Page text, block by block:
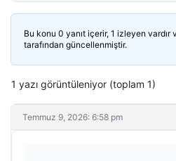
Bu konu 0 yanıt içerir, 1 izleyen vardır
tarafından güncellenmiştir.
1 yazı görüntüleniyor (toplam 1)
Temmuz 9, 2026: 6:58 pm